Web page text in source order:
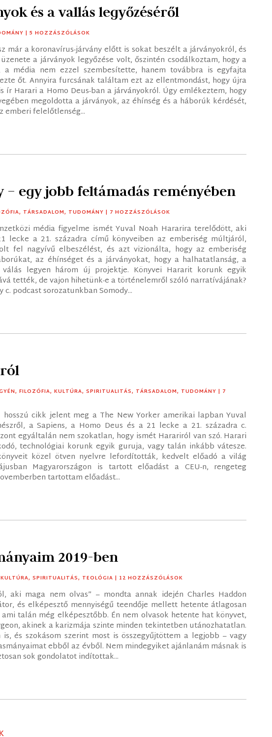
és a vallás legyőzéséről
| 5 HOZZÁSZÓLÁSOK
már a koronavírus-járvány előtt is sokat beszélt a járványokról, és
a járványok legyőzése volt, őszintén csodálkoztam, hogy a
a média nem ezzel szembesítette, hanem továbbra is egyfajta
őt. Annyira furcsának találtam ezt az ellentmondást, hogy újra
ír Harari a Homo Deus-ban a járványokról. Úgy emlékeztem, hogy
megoldotta a járványok, az éhínség és a háborúk kérdését,
emberi felelőtlenség...
– egy jobb feltámadás reményében
, TÁRSADALOM, TUDOMÁNY | 7 HOZZÁSZÓLÁSOK
média figyelme ismét Yuval Noah Hararira terelődött, aki
lecke a 21. századra című könyveiben az emberiség múltjáról,
fel nagyívű elbeszélést, és azt vizionálta, hogy az emberiség
az éhínséget és a járványokat, hogy a halhatatlanság, a
legyen három új projektje. Könyvei Hararit korunk egyik
tették, de vajon hihetünk-e a történelemről szóló narratívájának?
podcast sorozatunkban Somody...
,FILOZÓFIA,KULTÚRA,SPIRITUALITÁS, TÁRSADALOM, TUDOMÁNY | 7
cikk jelent meg a The New Yorker amerikai lapban Yuval
a Sapiens, a Homo Deus és a 21 lecke a 21. századra c.
egyáltalán nem szokatlan, hogy ismét Harariról van szó. Harari
technológiai korunk egyik guruja, vagy talán inkább vátesze.
közel ötven nyelvre lefordították, kedvelt előadó a világ
Magyarországon is tartott előadást a CEU-n, rengeteg
tartottam előadást...
2019-ben
KULTÚRA,SPIRITUALITÁS, TEOLÓGIA | 12 HOZZÁSZÓLÁSOK
aki maga nem olvas” – mondta annak idején Charles Haddon
és elképesztő mennyiségű teendője mellett hetente átlagosan
talán még elképesztőbb. Én nem olvasok hetente hat könyvet,
akinek a karizmája szinte minden tekintetben utánozhatatlan.
és szokásom szerint most is összegyűjtöttem a legjobb – vagy
ebből az évből. Nem mindegyiket ajánlanám másnak is
sok gondolatot indítottak...